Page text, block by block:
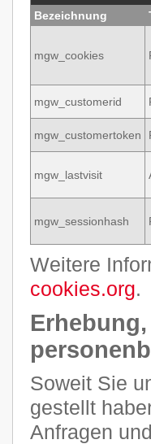
Bezeichnung
mgw_cookies
mgw_customerid
mgw_customertoken
mgw_lastvisit
mgw_sessionhash
Weitere
cookies.org.
Soweit Sie
gestellt
Anfragen